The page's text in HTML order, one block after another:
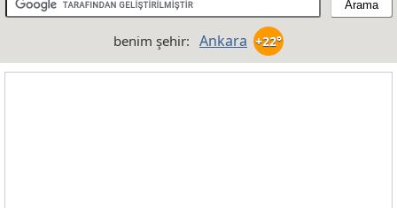
benim şehir: Ankara +22°